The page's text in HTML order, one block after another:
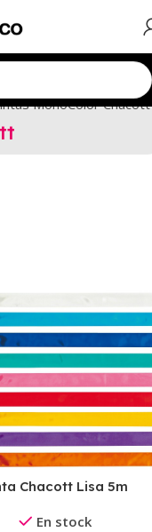
MonoColor Chacott
Chacott Lisa 5m
En stock